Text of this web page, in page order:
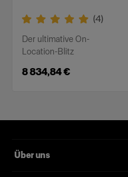
(4)
Der ultimative On-
Location-Blitz
8 834,84 €
Über uns